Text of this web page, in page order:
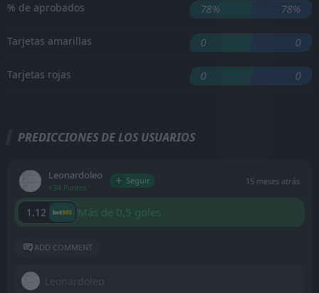
% de aprobados 78% 78%
Tarjetas amarillas 0 0
Tarjetas rojas 0 0
PREDICCIONES DE LOS USUARIOS
Leonardoleo
+34 Puntos
Seguir 15 meses atrás
1.12 Más de 0,5 goles
ADD COMMENT
Leonardoleo